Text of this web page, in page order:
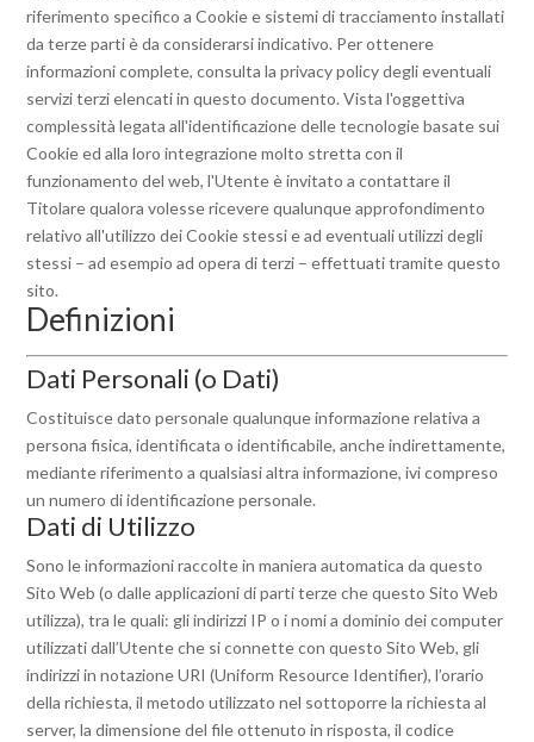
riferimento specifico a Cookie e sistemi di tracciamento installati
da terze parti è da considerarsi indicativo. Per ottenere
informazioni complete, consulta la privacy policy degli eventuali
servizi terzi elencati in questo documento. Vista l'oggettiva
complessità legata all'identificazione delle tecnologie basate sui
Cookie ed alla loro integrazione molto stretta con il
funzionamento del web, l'Utente è invitato a contattare il
Titolare qualora volesse ricevere qualunque approfondimento
relativo all'utilizzo dei Cookie stessi e ad eventuali utilizzi degli
stessi – ad esempio ad opera di terzi – effettuati tramite questo
sito.
Definizioni
Dati Personali (o Dati)
Costituisce dato personale qualunque informazione relativa a
persona fisica, identificata o identificabile, anche indirettamente,
mediante riferimento a qualsiasi altra informazione, ivi compreso
un numero di identificazione personale.
Dati di Utilizzo
Sono le informazioni raccolte in maniera automatica da questo
Sito Web (o dalle applicazioni di parti terze che questo Sito Web
utilizza), tra le quali: gli indirizzi IP o i nomi a dominio dei computer
utilizzati dall’Utente che si connette con questo Sito Web, gli
indirizzi in notazione URI (Uniform Resource Identifier), l’orario
della richiesta, il metodo utilizzato nel sottoporre la richiesta al
server, la dimensione del file ottenuto in risposta, il codice